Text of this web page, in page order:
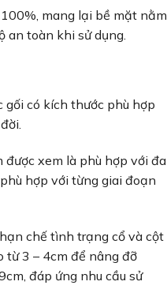
mang lại bề mặt nằm
an toàn khi sử dụng.
gối có kích thước phù hợp
được xem là phù hợp với đa
hợp với từng giai đoạn
chế tình trạng cổ và cột
từ 3 – 4cm để nâng đỡ
đáp ứng nhu cầu sử